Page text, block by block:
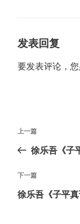
发表回复
要发表评论，
文
导
航
上
一
文
章
上一篇
徐乐吾《子
下
一
下一篇
徐乐吾《子平